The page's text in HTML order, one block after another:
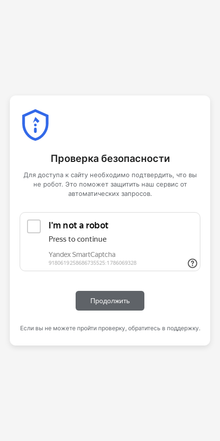
Проверка безопасности
Для доступа к сайту необходимо подтвердить, что вы
не робот. Это поможет защитить наш сервис от
автоматических запросов.
Продолжить
Если вы не можете пройти проверку, обратитесь в поддержку.